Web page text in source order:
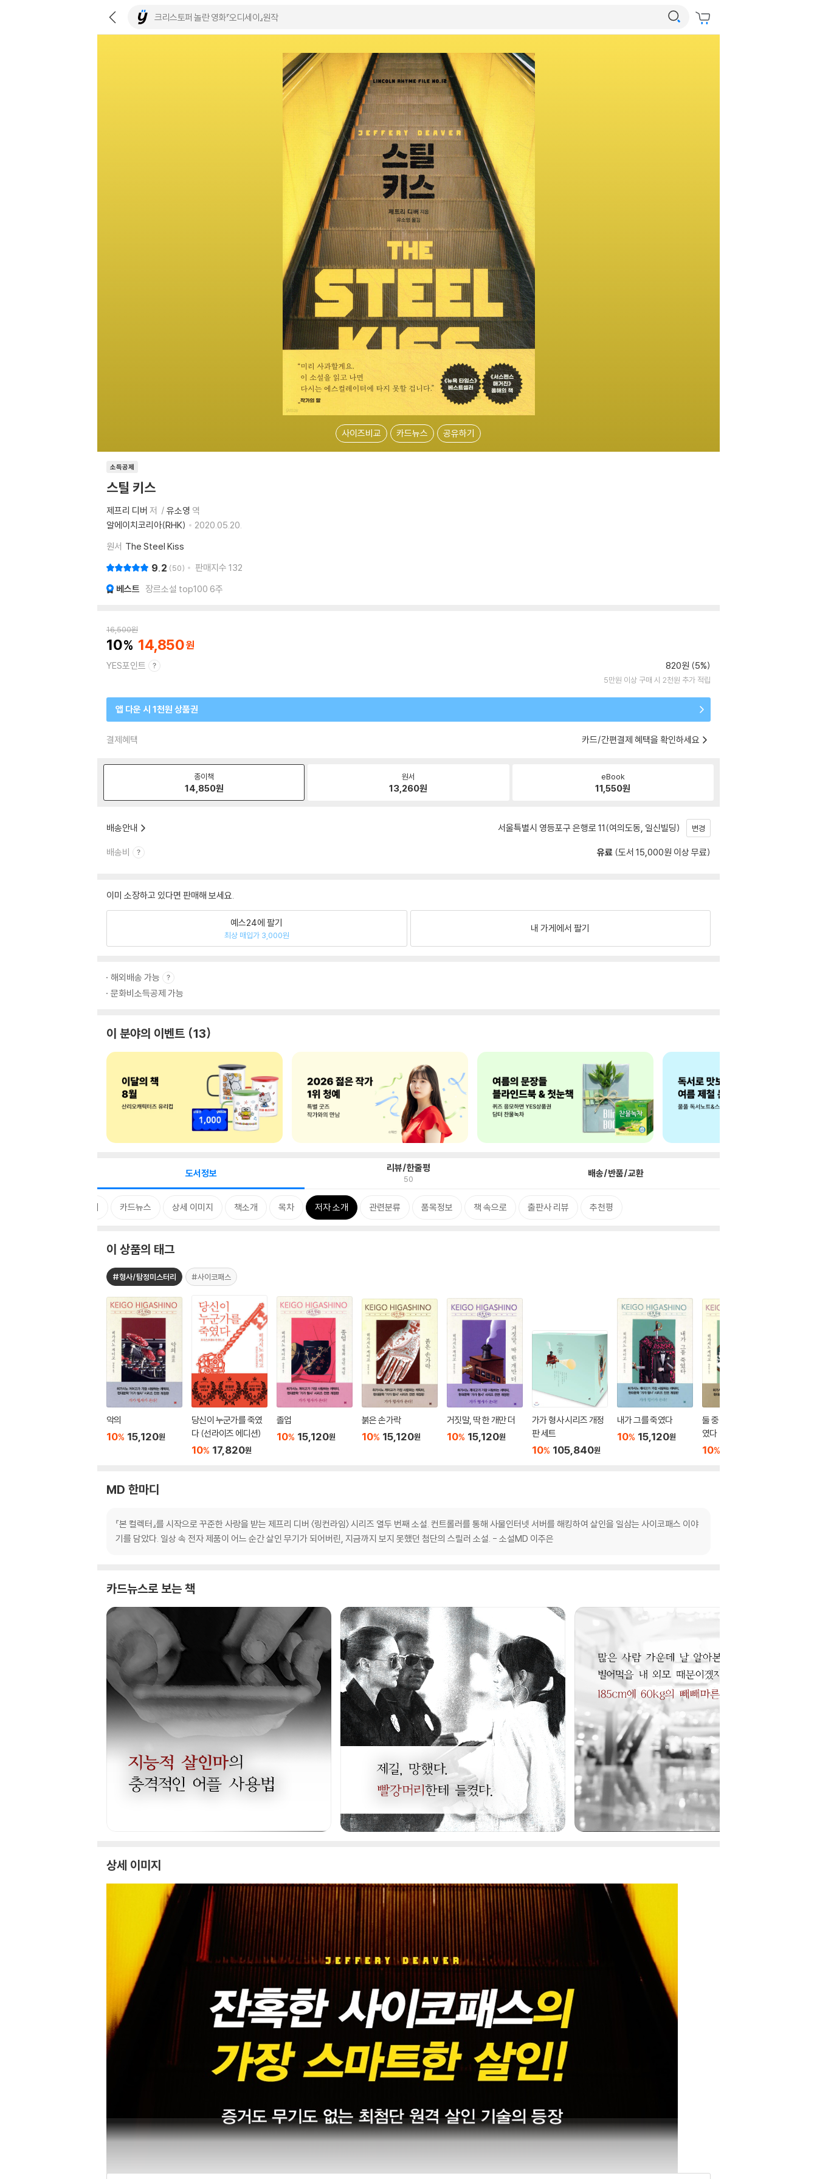
사이즈비교 카드뉴스 공유하기
소득공제
스틸 키스
제프리 디버 저 유소영 역
알에이치코리아(RHK)
2020.05.20.
원서 The Steel Kiss
9.2 50 판매지수 132
베스트 장르소설 top100 6주
16,500원
10 14,850
YES포인트 820원 (5%)
5만원 이상 구매 시 2천원 추가 적립
앱 다운 시 1천원 상품권
결제혜택 카드/간편결제 혜택을 확인하세요
종이책
14,850원
원서
13,260원
eBook
11,550원
배송안내 서울특별시 영등포구 은행로 11(여의도동, 일신빌딩) 변경
배송비 유료 (도서 15,000원 이상 무료)
이미 소장하고 있다면 판매해 보세요.
예스24에 팔기
최상 매입가 3,000원
내 가게에서 팔기
해외배송 가능
문화비소득공제 가능
이 분야의 이벤트 13
도서정보 리뷰/한줄평
50 배송/반품/교환
MD 한마디 카드뉴스 상세 이미지 책소개 목차 저자 소개 관련분류 품목정보 책 속으로 출판사 리뷰 추천평
이 상품의 태그
#형사/탐정미스터리 #사이코패스
악의
10% 15,120원
당신이 누군가를 죽였
다 (선라이즈 에디션)
10% 17,820원
졸업
10% 15,120원
붉은 손가락
10% 15,120원
거짓말, 딱 한 개만 더
10% 15,120원
가가 형사 시리즈 개정
판 세트
10% 105,840원
내가 그를 죽였다
10% 15,120원
둘 중 누군가 그녀를 죽
였다
10%
MD 한마디
『본 컬렉터』를 시작으로 꾸준한 사랑을 받는 제프리 디버 〈링컨라임〉 시리즈 열두 번째 소설. 컨트롤러를 통해 사물인터넷 서버를 해킹하여 살인을 일삼는 사이코패스 이야
기를 담았다. 일상 속 전자 제품이 어느 순간 살인 무기가 되어버린, 지금까지 보지 못했던 첨단의 스릴러 소설. - 소설MD 이주은
카드뉴스로 보는 책
상세 이미지